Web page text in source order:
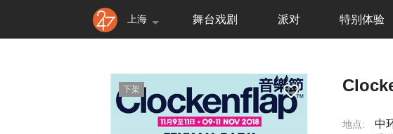
上海 舞台戏剧 派对 特别体验
下架
地点: 中